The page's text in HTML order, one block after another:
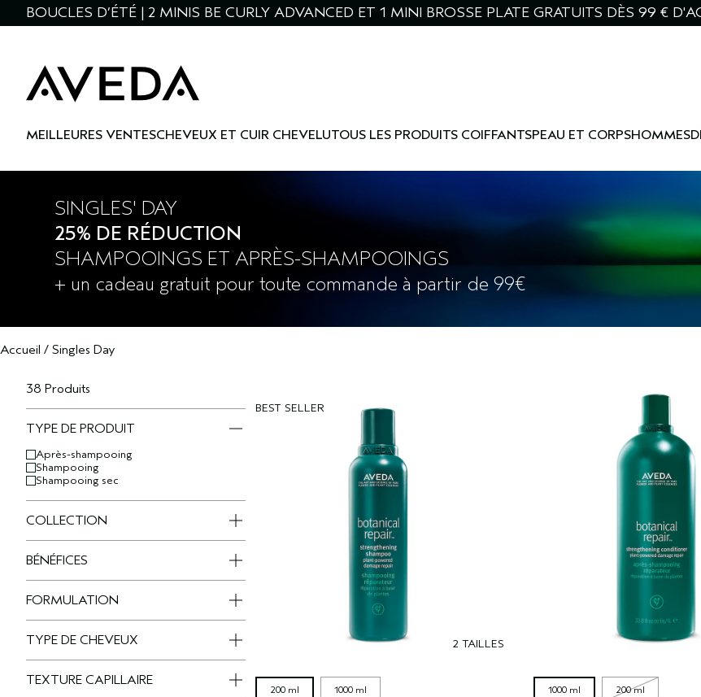
BOUCLES D’ÉTÉ | 2 MINIS BE CURLY ADVANCED ET 1 MINI BROSSE PLATE GRATUITS DÈS 99 €
MEILLEURES VENTESCHEVEUX ET CUIR CHEVELUTOUS LES PRODUITS COIFFANTSPEAU ET CORPSHOMMES
SINGLES' DAY
25% DE RÉDUCTION
SHAMPOOINGS ET APRÈS-SHAMPOOINGS
+ un cadeau gratuit pour toute commande à partir de 99€
Accueil / Singles Day
38 Produits
TYPE DE PRODUIT
Après-shampooing
Shampooing
Shampooing sec
COLLECTION
BÉNÉFICES
FORMULATION
TYPE DE CHEVEUX
TEXTURE CAPILLAIRE
BEST SELLER
2 TAILLES
200 ml 1000 ml 1000 ml 200 ml